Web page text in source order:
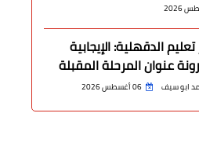
الدقهلية: الإيجابية
عنوان المرحلة المقبلة
ابو سيف 06 أغسطس 2026